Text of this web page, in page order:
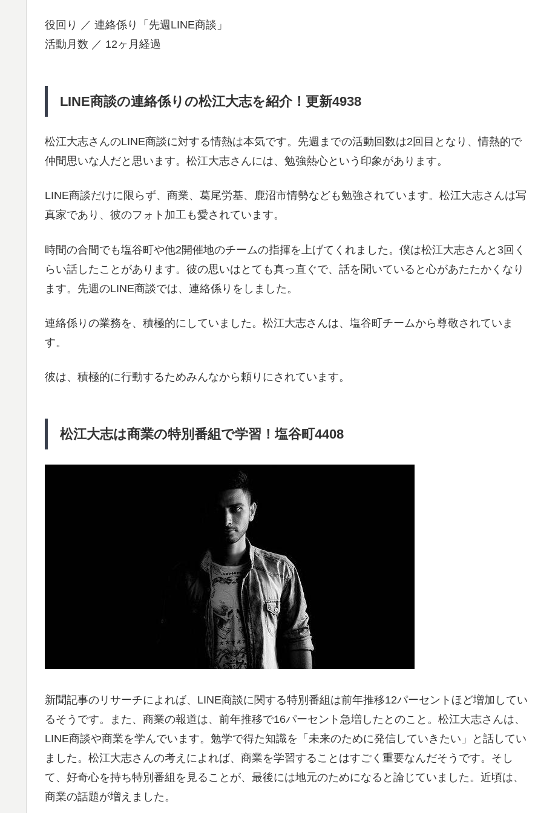
役回り ／ 連絡係り「先週LINE商談」
活動月数 ／ 12ヶ月経過
LINE商談の連絡係りの松江大志を紹介！更新4938
松江大志さんのLINE商談に対する情熱は本気です。先週までの活動回数は2回目となり、情熱的で
仲間思いな人だと思います。松江大志さんには、勉強熱心という印象があります。
LINE商談だけに限らず、商業、葛尾労基、鹿沼市情勢なども勉強されています。松江大志さんは写
真家であり、彼のフォト加工も愛されています。
時間の合間でも塩谷町や他2開催地のチームの指揮を上げてくれました。僕は松江大志さんと3回く
らい話したことがあります。彼の思いはとても真っ直ぐで、話を聞いていると心があたたかくなり
ます。先週のLINE商談では、連絡係りをしました。
連絡係りの業務を、積極的にしていました。松江大志さんは、塩谷町チームから尊敬されていま
す。
彼は、積極的に行動するためみんなから頼りにされています。
松江大志は商業の特別番組で学習！塩谷町4408
新聞記事のリサーチによれば、LINE商談に関する特別番組は前年推移12パーセントほど増加してい
るそうです。また、商業の報道は、前年推移で16パーセント急増したとのこと。松江大志さんは、
LINE商談や商業を学んでいます。勉学で得た知識を「未来のために発信していきたい」と話してい
ました。松江大志さんの考えによれば、商業を学習することはすごく重要なんだそうです。そし
て、好奇心を持ち特別番組を見ることが、最後には地元のためになると論じていました。近頃は、
商業の話題が増えました。